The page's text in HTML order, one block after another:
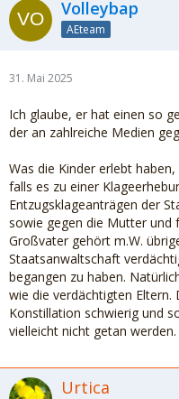
Volleybap
AEteam
31. Mai 2025
Ich glaube, er hat einen so
der an zahlreiche Medien
Was die Kinder erlebt
falls es zu einer
Entzugsklageanträgen der
sowie gegen die Mutter und
Großvater gehört m.W.
Staatsanwaltschaft
begangen zu haben.
wie die verdächtigten Eltern.
Konstillation schwierig und
vielleicht nicht getan werden.
Urtica